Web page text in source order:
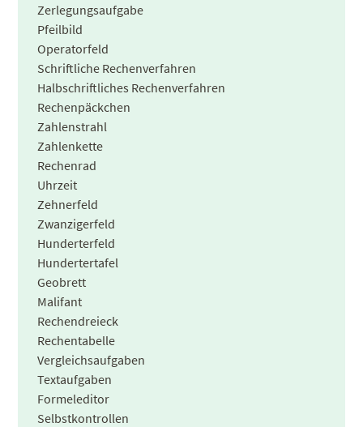
Zerlegungsaufgabe
Pfeilbild
Operatorfeld
Schriftliche Rechenverfahren
Halbschriftliches Rechenverfahren
Rechenpäckchen
Zahlenstrahl
Zahlenkette
Rechenrad
Uhrzeit
Zehnerfeld
Zwanzigerfeld
Hunderterfeld
Hundertertafel
Geobrett
Malifant
Rechendreieck
Rechentabelle
Vergleichsaufgaben
Textaufgaben
Formeleditor
Selbstkontrollen